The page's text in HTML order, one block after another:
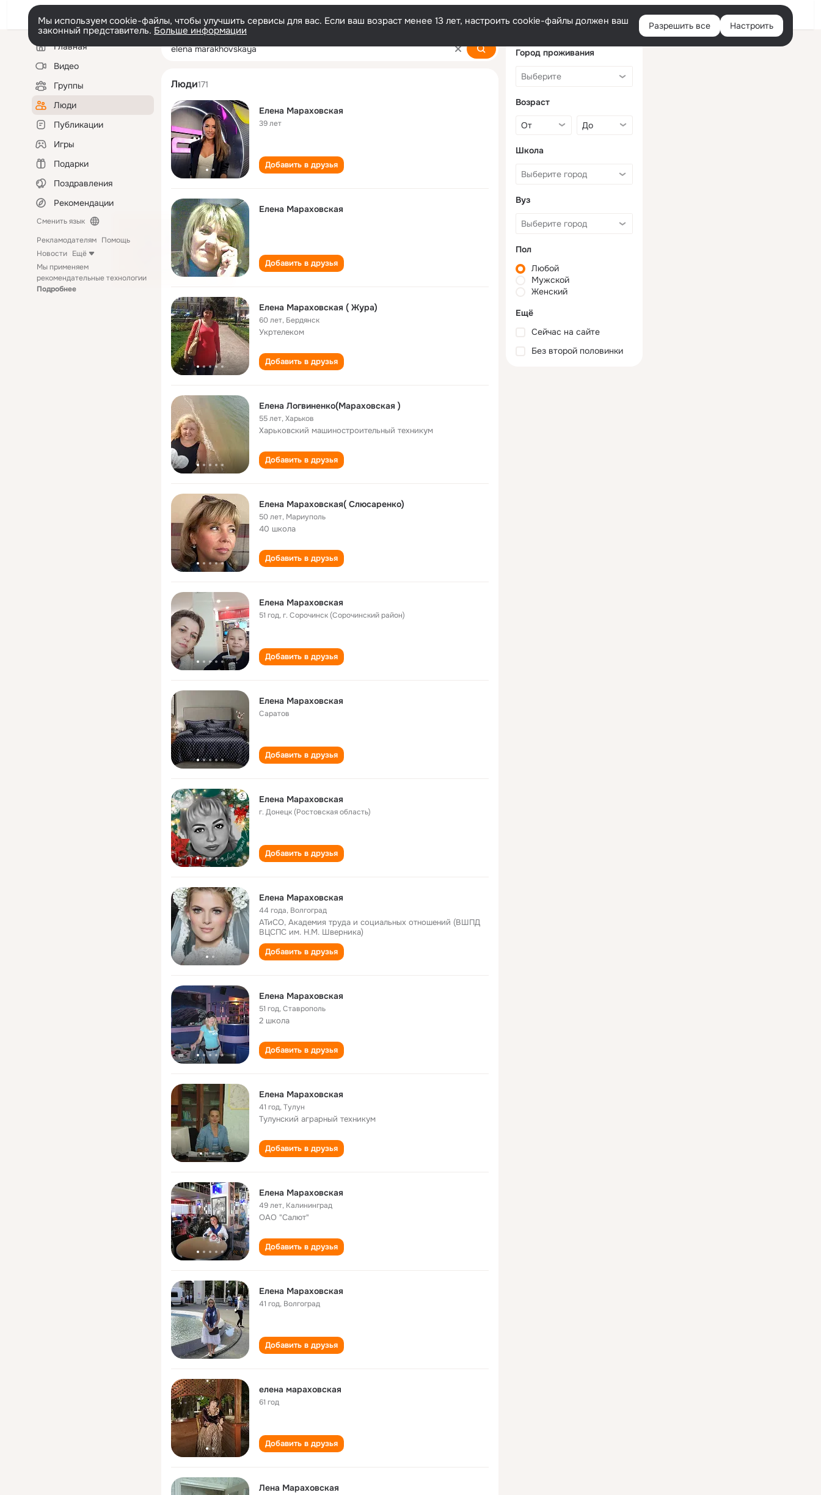
Войти
Мы используем cookie-файлы, чтобы улучшить сервисы для вас. Если ваш возраст менее 13 лет, настроить cookie-файлы должен ваш
законный представитель. Больше информации Разрешить все Настроить
Левая
колонкаГлавная
Видео
Группы
Люди
Публикации
Игры
Подарки
Поздравления
Рекомендации
Сменить язык
Рекламодателям Помощь
Новости Ещё
Мы применяем
рекомендательные технологии
Подробнее
elena marakhovskaya
Люди171
Елена Мараховская
39 лет
Добавить в друзья
Елена Мараховская
Добавить в друзья
Елена Мараховская ( Жура)
60 лет, Бердянск
Укртелеком
Добавить в друзья
Елена Логвиненко(Мараховская )
55 лет,Харьков
Харьковский машиностроительный техникум
Добавить в друзья
Елена Мараховская( Слюсаренко)
50 лет, Мариуполь
40 школа
Добавить в друзья
Елена Мараховская
51 год,г. Сорочинск (Сорочинский район)
Добавить в друзья
Елена Мараховская
Саратов
Добавить в друзья
Елена Мараховская
г. Донецк (Ростовская область)
Добавить в друзья
Елена Мараховская
44 года, Волгоград
АТиСО, Академия труда и социальных отношений (ВШПД
ВЦСПС им. Н.М. Шверника)
Добавить в друзья
Елена Мараховская
51 год,Ставрополь
2 школа
Добавить в друзья
Елена Мараховская
41 год,Тулун
Тулунский аграрный техникум
Добавить в друзья
Елена Мараховская
49 лет, Калининград
ОАО "Салют"
Добавить в друзья
Елена Мараховская
41 год, Волгоград
Добавить в друзья
елена мараховская
61 год
Добавить в друзья
Лена Мараховская
Город проживания
Возраст
Школа
Вуз
Пол
Любой
Мужской
Женский
Ещё
Сейчас на сайте
Без второй половинки